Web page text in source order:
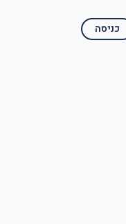
כניסה